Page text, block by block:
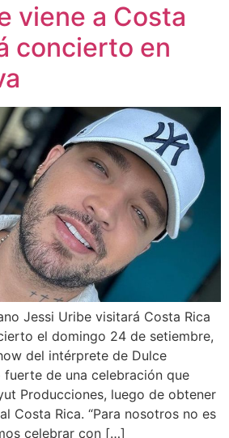
viene a Costa
concierto en
Jessi Uribe visitará Costa Rica
el domingo 24 de setiembre,
del intérprete de Dulce
de una celebración que
Producciones, luego de obtener
Costa Rica. “Para nosotros no es
celebrar con […]